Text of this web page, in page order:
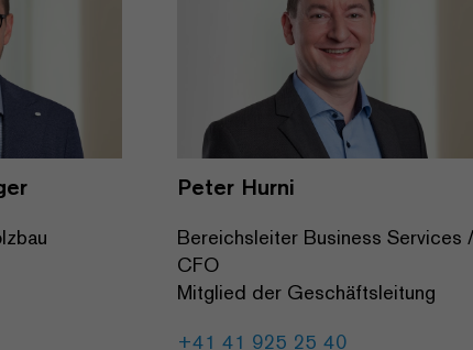
Peter Hurni
Bereichsleiter Business Services /
CFO
Mitglied der Geschäftsleitung
+41 41 925 25 40